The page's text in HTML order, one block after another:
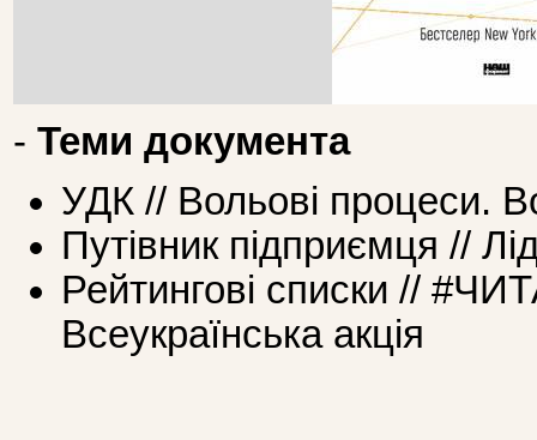
- Теми документа
УДК // Вольові процеси.
Путівник підприємця //
Рейтингові списки //
Всеукраїнська акція